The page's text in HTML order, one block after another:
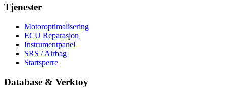
Tjenester
Motoroptimalisering
ECU Reparasjon
Instrumentpanel
SRS / Airbag
Startsperre
Database & Verktoy